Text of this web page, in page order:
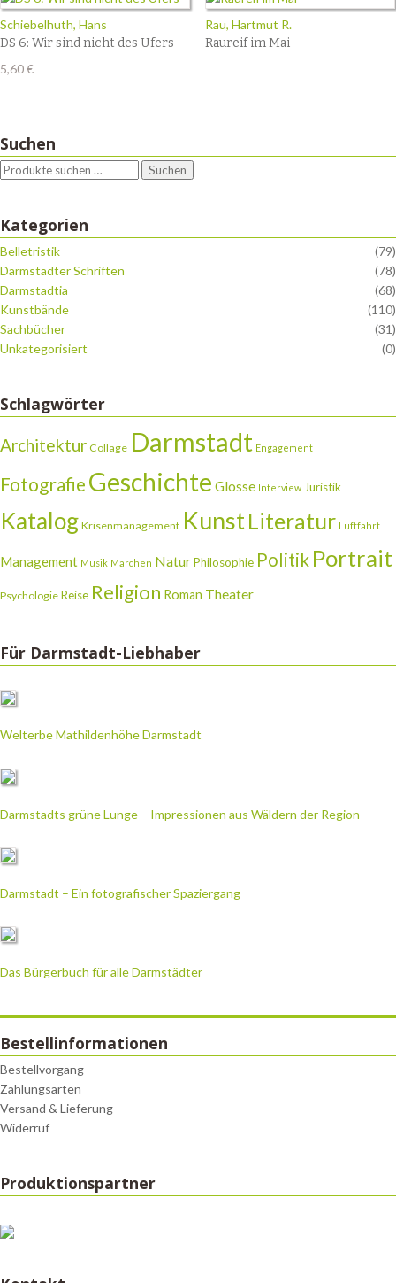
Schiebelhuth, Hans
DS 6: Wir sind nicht des Ufers
5,60€
Rau, Hartmut R.
Raureif im Mai
Suchen
Suchen
Kategorien
Belletristik
(79)
Darmstädter Schriften
(78)
Darmstadtia
(68)
Kunstbände
(110)
Sachbücher
(31)
Unkategorisiert
(0)
Schlagwörter
Architektur Collage Darmstadt Engagement
Fotografie Geschichte Glosse Interview Juristik
Katalog Krisenmanagement KunstLiteratur Luftfahrt
Management Musik Märchen NaturPhilosophie Politik Portrait
Psychologie Reise Religion Roman Theater
Für Darmstadt-Liebhaber
Welterbe Mathildenhöhe Darmstadt
Darmstadts grüne Lunge – Impressionen aus Wäldern der Region
Darmstadt – Ein fotografischer Spaziergang
Das Bürgerbuch für alle Darmstädter
Bestellinformationen
Bestellvorgang
Zahlungsarten
Versand & Lieferung
Widerruf
Produktionspartner